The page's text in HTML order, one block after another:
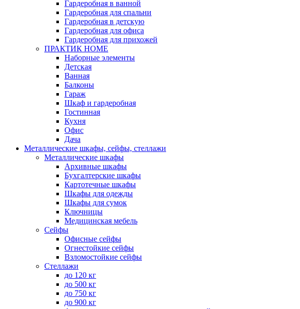
Гардеробная в ванной
Гардеробная для спальни
Гардеробная в детскую
Гардеробная для офиса
Гардеробная для прихожей
ПРАКТИК HOME
Наборные элементы
Детская
Ванная
Балконы
Гараж
Шкаф и гардеробная
Гостинная
Кухня
Офис
Дача
Металлические шкафы, сейфы, стеллажи
Металлические шкафы
Архивные шкафы
Бухгалтерские шкафы
Картотечные шкафы
Шкафы для одежды
Шкафы для сумок
Ключницы
Медицинская мебель
Сейфы
Офисные сейфы
Огнестойкие сейфы
Взломостойкие сейфы
Стеллажи
до 120 кг
до 500 кг
до 750 кг
до 900 кг